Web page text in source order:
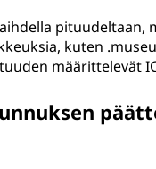
pituudeltaan,
kuten
määrittelevät